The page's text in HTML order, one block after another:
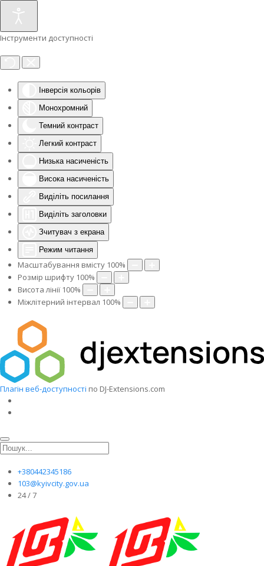
Інструменти доступності
Інверсія кольорів
Монохромний
Темний контраст
Легкий контраст
Низька насиченість
Висока насиченість
Виділіть посилання
Виділіть заголовки
Зчитувач з екрана
Режим читання
Масштабування вмісту 100%
Розмір шрифту 100%
Висота лінії 100%
Міжлітерний інтервал 100%
Плагін веб-доступності по DJ-Extensions.com
+380442345186
103@kyivcity.gov.ua
24 / 7